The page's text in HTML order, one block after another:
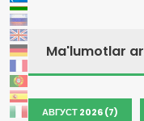
Ma'lumotlar
АВГУСТ 2026 (7)